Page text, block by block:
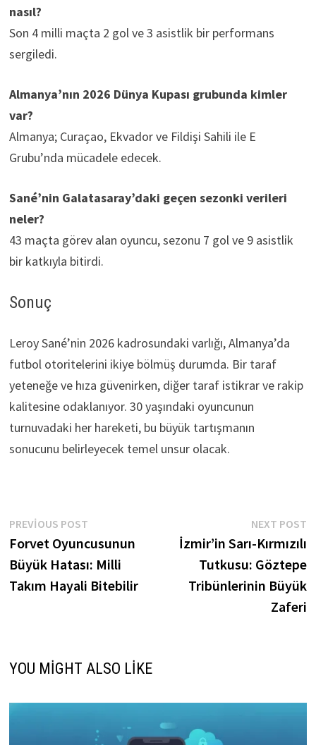
nasıl?
Son 4 milli maçta 2 gol ve 3 asistlik bir performans
sergiledi.
Almanya’nın 2026 Dünya Kupası grubunda kimler
var?
Almanya; Curaçao, Ekvador ve Fildişi Sahili ile E
Grubu’nda mücadele edecek.
Sané’nin Galatasaray’daki geçen sezonki verileri
neler?
43 maçta görev alan oyuncu, sezonu 7 gol ve 9 asistlik
bir katkıyla bitirdi.
Sonuç
Leroy Sané’nin 2026 kadrosundaki varlığı, Almanya’da
futbol otoritelerini ikiye bölmüş durumda. Bir taraf
yeteneğe ve hıza güvenirken, diğer taraf istikrar ve rakip
kalitesine odaklanıyor. 30 yaşındaki oyuncunun
turnuvadaki her hareketi, bu büyük tartışmanın
sonucunu belirleyecek temel unsur olacak.
Yazı
gezinmesi
PREVIOUS POSTPrevious
post:
Forvet Oyuncusunun
Büyük Hatası: Milli
Takım Hayali Bitebilir
NEXT POST
İzmir’in Sarı-Kırmızılı
Tutkusu: Göztepe
Tribünlerinin Büyük
Zaferi
YOU MIGHT ALSO LIKE